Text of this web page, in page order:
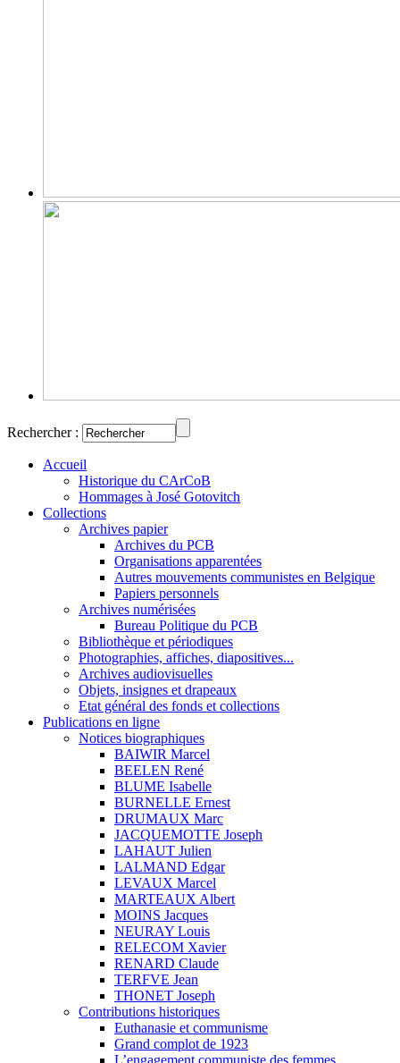
Rechercher :
Accueil
Historique du CArCoB
Hommages à José Gotovitch
Collections
Archives papier
Archives du PCB
Organisations apparentées
Autres mouvements communistes en Belgique
Papiers personnels
Archives numérisées
Bureau Politique du PCB
Bibliothèque et périodiques
Photographies, affiches, diapositives...
Archives audiovisuelles
Objets, insignes et drapeaux
Etat général des fonds et collections
Publications en ligne
Notices biographiques
BAIWIR Marcel
BEELEN René
BLUME Isabelle
BURNELLE Ernest
DRUMAUX Marc
JACQUEMOTTE Joseph
LAHAUT Julien
LALMAND Edgar
LEVAUX Marcel
MARTEAUX Albert
MOINS Jacques
NEURAY Louis
RELECOM Xavier
RENARD Claude
TERFVE Jean
THONET Joseph
Contributions historiques
Euthanasie et communisme
Grand complot de 1923
L’engagement communiste des femmes